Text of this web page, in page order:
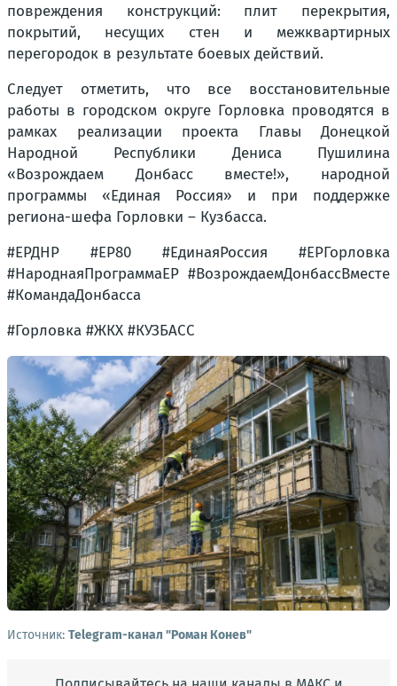
повреждения конструкций: плит перекрытия,
покрытий, несущих стен и межквартирных
перегородок в результате боевых действий.
Следует отметить, что все восстановительные
работы в городском округе Горловка проводятся в
рамках реализации проекта Главы Донецкой
Народной Республики Дениса Пушилина
«Возрождаем Донбасс вместе!», народной
программы «Единая Россия» и при поддержке
региона-шефа Горловки – Кузбасса.
#ЕРДНР #ЕР80 #ЕдинаяРоссия #ЕРГорловка
#НароднаяПрограммаЕР #ВозрождаемДонбассВместе
#КомандаДонбасса
#Горловка #ЖКХ #КУЗБАСС
Источник: Telegram-канал "Роман Конев"